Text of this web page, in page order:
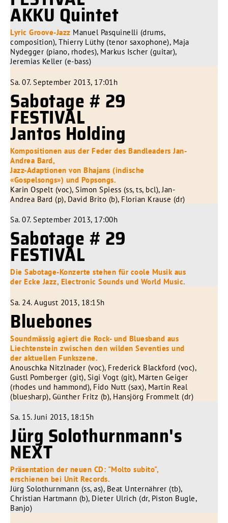
AKKU Quintet
Lyric Groove-Jazz Manuel Pasquinelli (drums,
composition), Thierry Lüthy (tenor saxophone), Maja
Nydegger (piano, rhodes), Markus Ischer (guitar),
Jeremias Keller (e-bass)
Sa. 07. September 2013, 17:01h
Sabotage # 29
FESTIVAL
Jantos Holding
Kompositionen aus der Feder des Bandleaders Jan-
Andrea Bard,
Jazz-Adaptionen von Bhajans (indische
«Gospelsongs») und Popsongs.
Karin Ospelt (voc), Simon Spiess (ss, ts, bcl), Jan-
Andrea Bard (p), David Brito (b), Florian Krause (dr)
Sa. 07. September 2013, 17:00h
Sabotage # 29
FESTIVAL
Die Sabotage-Konzerte stehen für coole Musik aus
der Ecke Jazz, Electronic Sounds und World Music.
Sa. 24. August 2013, 18:15h
Bluebones
Soundmässig agiert die Rock- und Bluesband aus
Liechtenstein zwischen den wilden Seventies und
der aktuellen Funkszene.
Anouschka Nitzlnader (voc), Frederick Blackford (voc),
Gustl Pomberger (git), Sigi Vogt (git), Märten Geiger
(rhodes und hammond), Fido Nutt (sax), Martin Real
(bluesharp), Günther Fritz (b), Hansjörg Frommelt (dr)
Sa. 15. Juni 2013, 18:15h
Jürg Solothurnmann's
NEXT
Präsentation der neuen CD: "Molto subito",
erschienen bei Unit Records.
Jürg Solothurnmann (ss, as), Beat Unternährer (tb),
Christian Hartmann (b), Dieter Ulrich (dr, Piston Bugle,
Banjo)